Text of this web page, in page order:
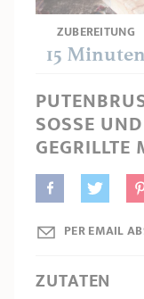
ÜBER UNS
KOLLEKTIONEN
STORE-FINDER
KONTAKT
Pflege
ZUBEREITUNG
15 Minuten
SOSSE UND
EGRILLTE
PER EMAIL
ZUTATEN